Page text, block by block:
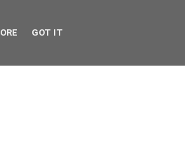
και Δημιουργιών
GOT IT